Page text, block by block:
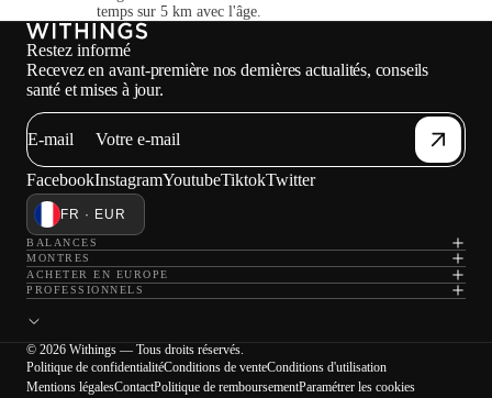
temps sur 5 km avec l'âge.
Restez informé
Recevez en avant-première nos dernières actualités, conseils
santé et mises à jour.
E-mail
FacebookInstagramYoutubeTiktokTwitter
FR · EUR
BALANCES
MONTRES
ACHETER EN EUROPE
PROFESSIONNELS
© 2026 Withings — Tous droits réservés.
Politique de confidentialitéConditions de venteConditions d'utilisation
Mentions légalesContactPolitique de remboursementParamétrer les cookies